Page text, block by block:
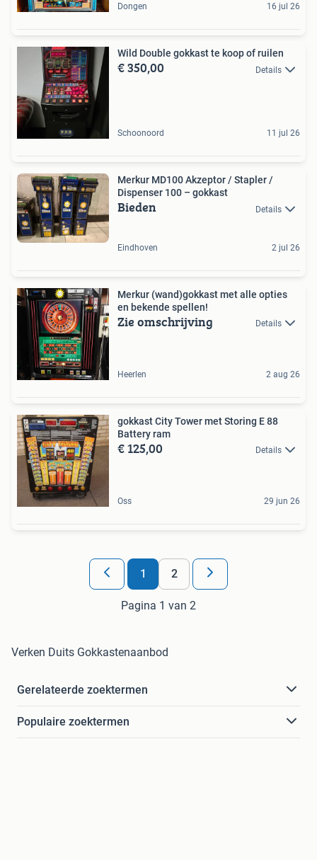
Dongen 16 jul 26
Wild Double gokkast te koop of ruilen
€ 350,00 Details
Schoonoord 11 jul 26
Merkur MD100 Akzeptor / Stapler /
Dispenser 100 – gokkast
Bieden Details
Eindhoven 2 jul 26
Merkur (wand)gokkast met alle opties
en bekende spellen!
Zie omschrijving Details
Heerlen 2 aug 26
gokkast City Tower met Storing E 88
Battery ram
€ 125,00 Details
Oss 29 jun 26
1 2
Pagina 1 van 2
Verken Duits Gokkastenaanbod
Gerelateerde zoektermen
Populaire zoektermen